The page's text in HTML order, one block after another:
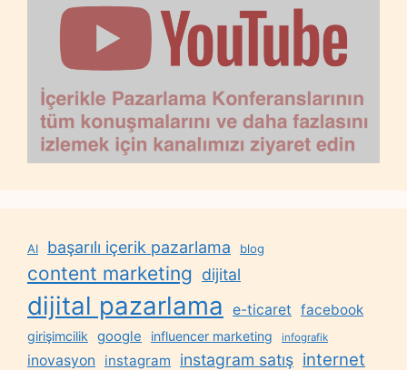
AI başarılı içerik pazarlama blog
content marketing dijital
dijital pazarlama e-ticaret facebook
girişimcilik google influencer marketing infografik
inovasyon instagram instagram satış internet